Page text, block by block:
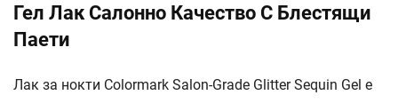
Гел Лак Салонно Качество С Блестящи
Паети
Лак за нокти Colormark Salon-Grade Glitter Sequin Gel е